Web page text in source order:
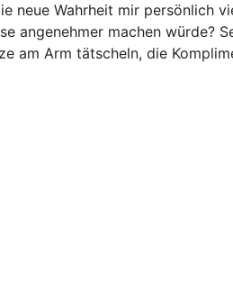
neue Wahrheit mir persönlich
angenehmer machen würde?
am Arm tätscheln, die